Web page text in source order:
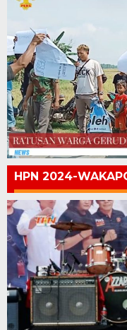
HPN 2024-